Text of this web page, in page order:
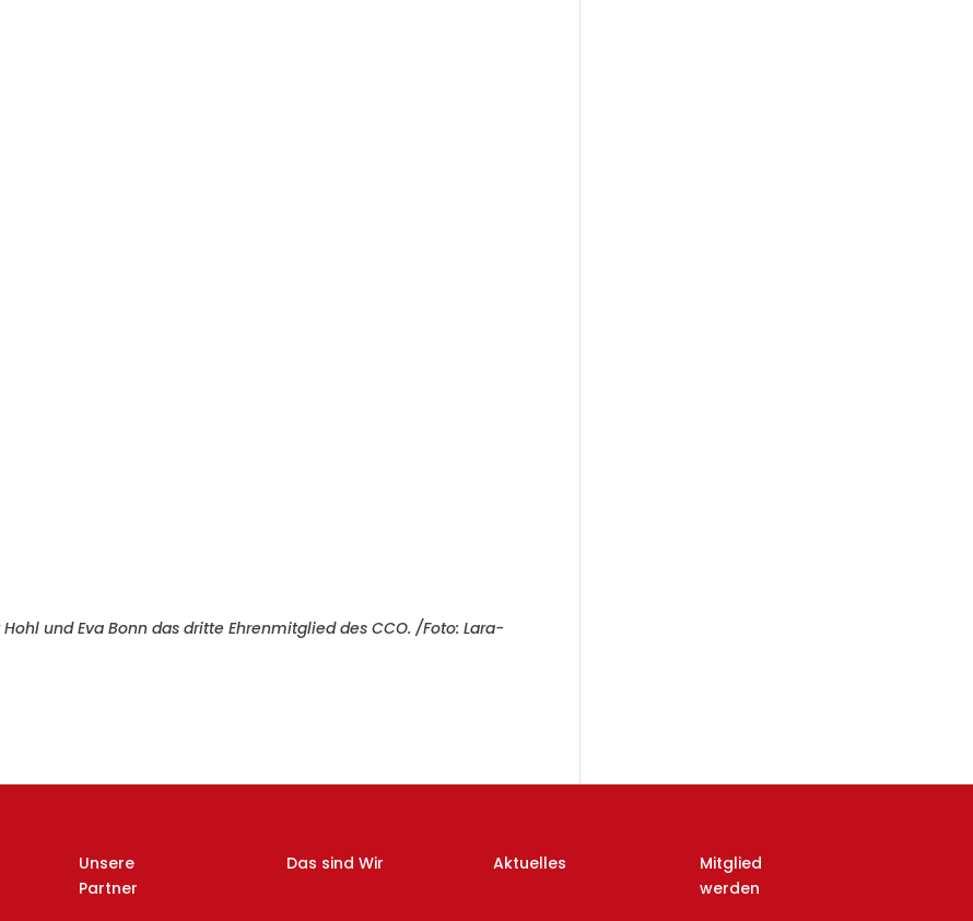
und Eva Bonn das dritte Ehrenmitglied des CCO. /Foto: Lara-
Unsere
Partner
Das sind Wir Aktuelles
Mitglied
werden